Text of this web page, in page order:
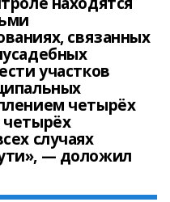
связанных
участков
четырёх
случаях
— доложил